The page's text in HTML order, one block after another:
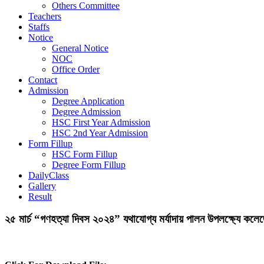
Others Committee
Teachers
Staffs
Notice
General Notice
NOC
Office Order
Contact
Admission
Degree Application
Degree Admission
HSC First Year Admission
HSC 2nd Year Admission
Form Fillup
HSC Form Fillup
Degree Form Fillup
DailyClass
Gallery
Result
২৫ মার্চ “গণহত্যা দিবস ২০২৪” যথাযোগ্য মর্যাদায় পালন উপলক্ষ্যে